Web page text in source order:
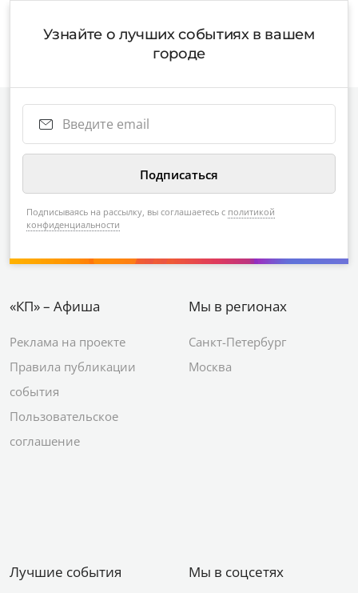
Узнайте о лучших событиях в вашем
городе
Подписываясь на рассылку, вы соглашаетесь с политикой
конфиденциальности
«КП» – Афиша
Реклама на проекте
Правила публикации
события
Пользовательское
соглашение
Мы в регионах
Санкт-Петербург
Москва
Лучшие события Мы в соцсетях